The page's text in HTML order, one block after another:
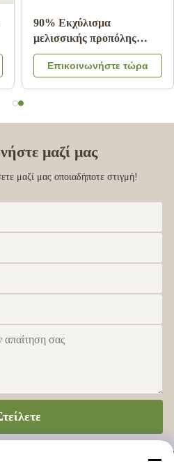
90% Εκχύλισμα
μελισσικής προπόλης
Block Bee Products For
Health Care from Bee star
Επικοινωνήστε τώρα
μαζί μας
μαζί μας οποιαδήποτε στιγμή!